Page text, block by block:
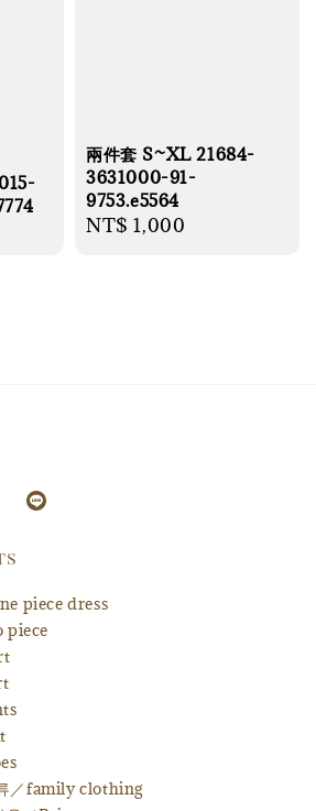
兩件套 S~XL 21684-
3631000-91-
9753.e5564
Regular
NT$ 1,000
piece dress
piece
／family clothing